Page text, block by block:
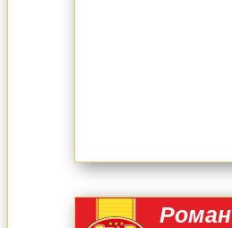
Роман